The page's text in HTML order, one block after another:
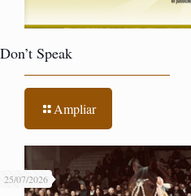
Don’t Speak
Ampliar
25/07/2026